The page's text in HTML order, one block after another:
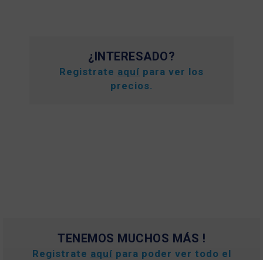
¿INTERESADO?
Registrate aquí para ver los
precios.
TENEMOS MUCHOS MÁS !
Registrate aquí para poder ver todo el